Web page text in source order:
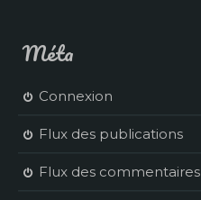
Méta
Connexion
Flux des publications
Flux des commentaires